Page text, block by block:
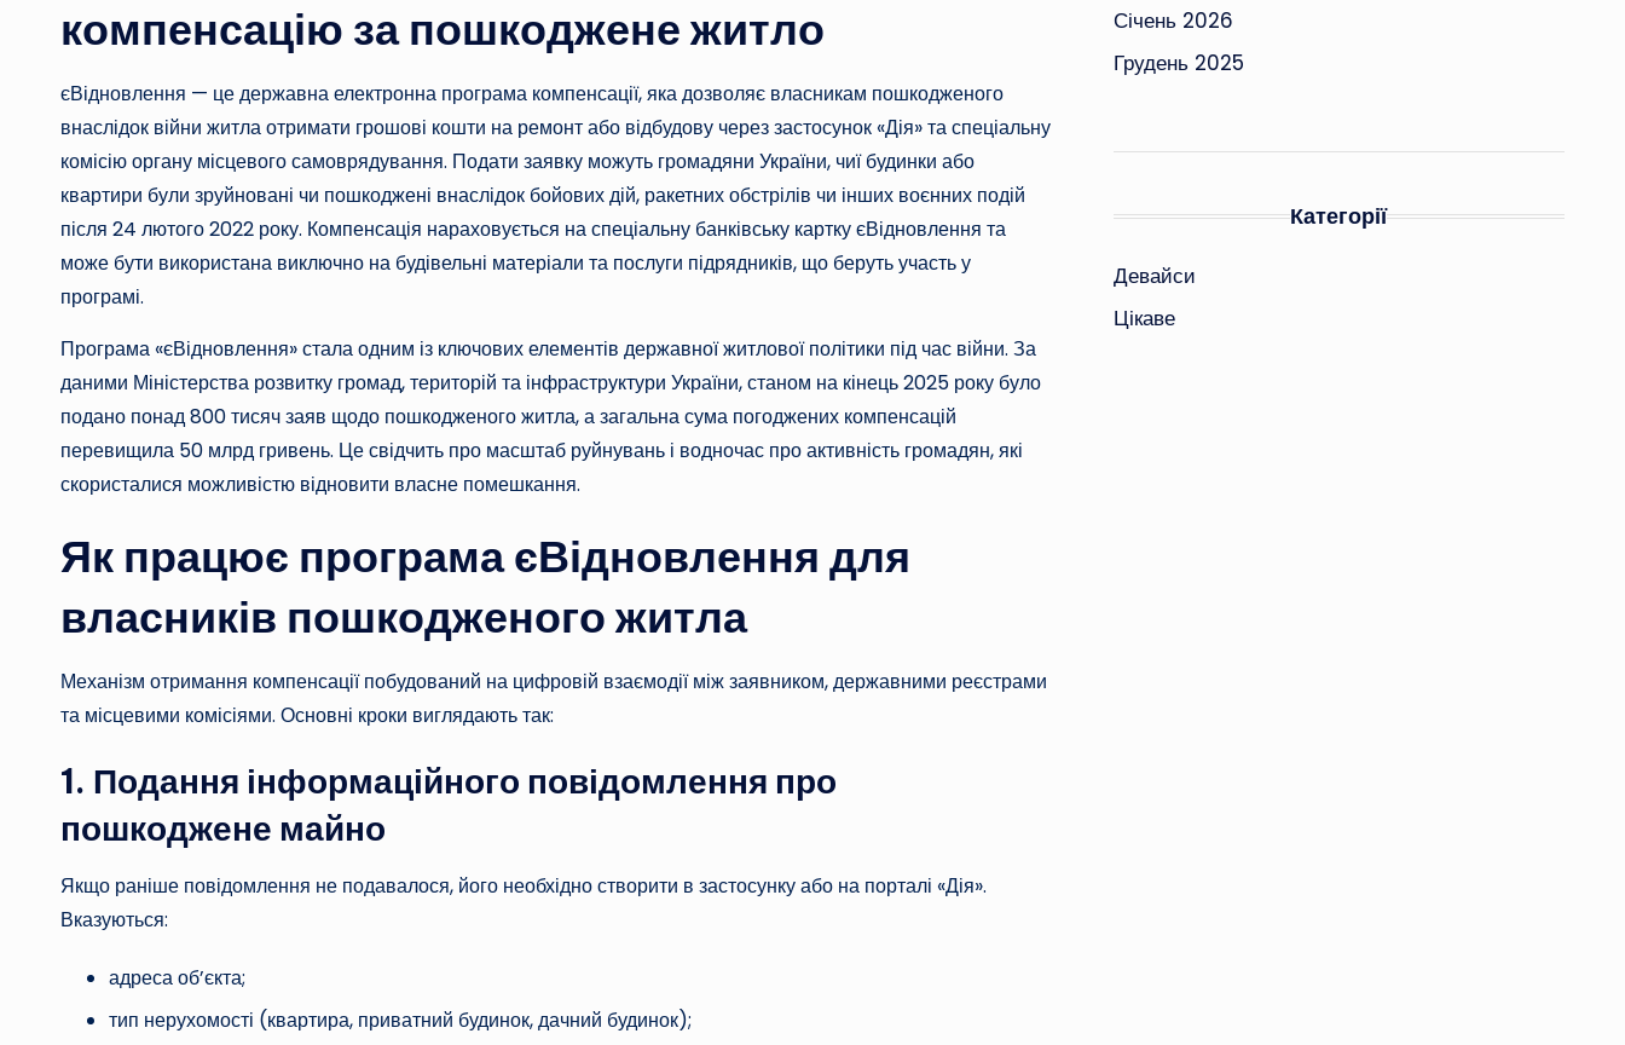
компенсацію за пошкоджене житло
єВідновлення — це державна електронна програма компенсації, яка дозволяє власникам пошкодженого
внаслідок війни житла отримати грошові кошти на ремонт або відбудову через застосунок «Дія» та спеціальну
комісію органу місцевого самоврядування. Подати заявку можуть громадяни України, чиї будинки або
квартири були зруйновані чи пошкоджені внаслідок бойових дій, ракетних обстрілів чи інших воєнних подій
після 24 лютого 2022 року. Компенсація нараховується на спеціальну банківську картку єВідновлення та
може бути використана виключно на будівельні матеріали та послуги підрядників, що беруть участь у
програмі.
Програма «єВідновлення» стала одним із ключових елементів державної житлової політики під час війни. За
даними Міністерства розвитку громад, територій та інфраструктури України, станом на кінець 2025 року було
подано понад 800 тисяч заяв щодо пошкодженого житла, а загальна сума погоджених компенсацій
перевищила 50 млрд гривень. Це свідчить про масштаб руйнувань і водночас про активність громадян, які
скористалися можливістю відновити власне помешкання.
Як працює програма єВідновлення для
власників пошкодженого житла
Механізм отримання компенсації побудований на цифровій взаємодії між заявником, державними реєстрами
та місцевими комісіями. Основні кроки виглядають так:
1. Подання інформаційного повідомлення про
пошкоджене майно
Якщо раніше повідомлення не подавалося, його необхідно створити в застосунку або на порталі «Дія».
Вказуються:
адреса об’єкта;
тип нерухомості (квартира, приватний будинок, дачний будинок);
Січень 2026
Грудень 2025
Категорії
Девайси
Цікаве